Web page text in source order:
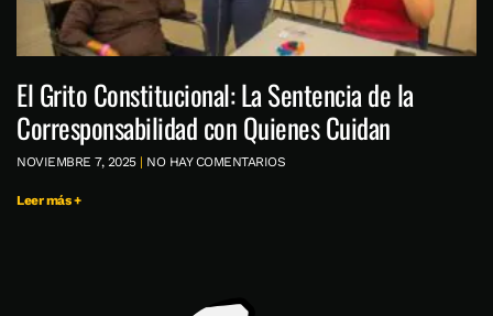
El Grito Constitucional: La Sentencia de la
Corresponsabilidad con Quienes Cuidan
NOVIEMBRE 7, 2025 NO HAY COMENTARIOS
Leer más +